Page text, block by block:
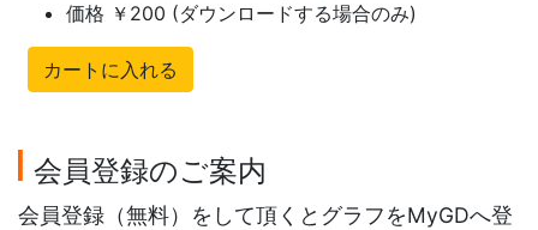
価格 ￥200 (ダウンロードする場合のみ)
カートに入れる
会員登録のご案内
会員登録（無料）をして頂くとグラフをMyGDへ登